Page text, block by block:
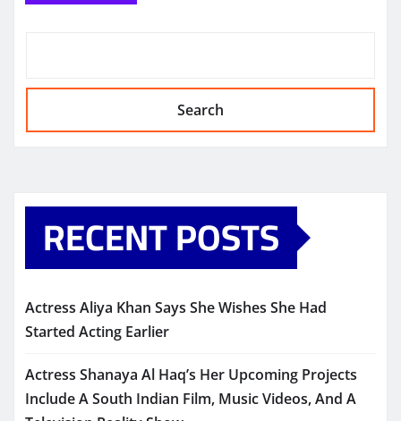
Search
RECENT POSTS
Actress Aliya Khan Says She Wishes She Had
Started Acting Earlier
Actress Shanaya Al Haq’s Her Upcoming Projects
Include A South Indian Film, Music Videos, And A